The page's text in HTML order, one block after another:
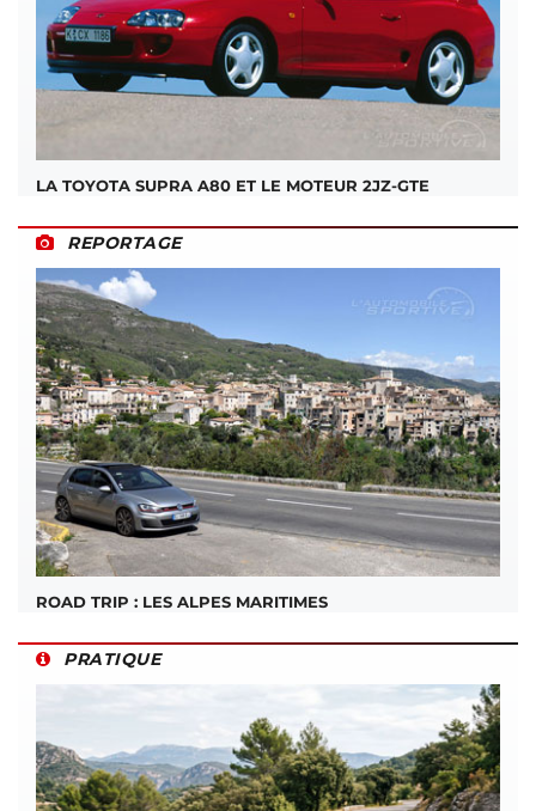
LA TOYOTA SUPRA A80 ET LE MOTEUR 2JZ-GTE
REPORTAGE
ROAD TRIP : LES ALPES MARITIMES
PRATIQUE